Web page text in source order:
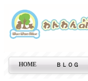
HOME ＢＬＯＧ